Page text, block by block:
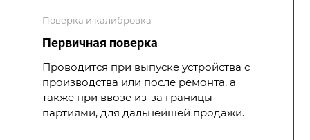
Поверка и калибровка
Первичная поверка
Проводится при выпуске устройства с
производства или после ремонта, а
также при ввозе из-за границы
партиями, для дальнейшей продажи.